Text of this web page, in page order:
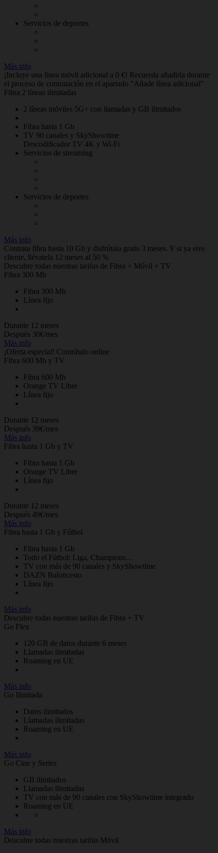
Servicios de deportes
Más info
¡Incluye una línea móvil adicional a 0 €! Recuerda añadirla durante
el proceso de contratación en el apartado "Añade línea adicional"
Fibra 2 líneas ilimitadas
2 líneas móviles 5G+ con llamadas y GB ilimitados
Fibra hasta 1 Gb
TV 90 canales y SkyShowtime
Descodificador TV 4K y Wi-Fi
Servicios de streaming
Servicios de deportes
Más info
Contrata fibra hasta 10 Gb y disfrútala gratis 3 meses. Y si ya eres
cliente, llévatela 12 meses al 50 %
Descubre todas nuestras tarifas de Fibra + Móvil + TV
Fibra 300 Mb
Fibra 300 Mb
Línea fijo
Durante 12 meses
Después 30€/mes
Más info
¡Oferta especial! Contrátalo online
Fibra 600 Mb y TV
Fibra 600 Mb
Orange TV Libre
Línea fijo
Durante 12 meses
Después 39€/mes
Más info
Fibra hasta 1 Gb y TV
Fibra hasta 1 Gb
Orange TV Libre
Línea fijo
Durante 12 meses
Después 49€/mes
Más info
Fibra hasta 1 Gb y Fútbol
Fibra hasta 1 Gb
Todo el Fútbol: Liga, Champions…
TV con más de 90 canales y SkyShowtime
DAZN Baloncesto
Línea fijo
Más info
Descubre todas nuestras tarifas de Fibra + TV
Go Flex
120 GB de datos durante 6 meses
Llamadas ilimitadas
Roaming en UE
Más info
Go Ilimitada
Datos ilimitados
Llamadas ilimitadas
Roaming en UE
Más info
Go Cine y Series
GB ilimitados
Llamadas ilimitadas
TV con más de 90 canales con SkyShowtime integrado
Roaming en UE
Más info
Descubre todas nuestras tarifas Móvil